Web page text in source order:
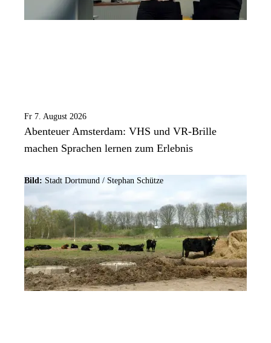
Fr 7. August 2026
Abenteuer Amsterdam: VHS und VR-Brille
machen Sprachen lernen zum Erlebnis
Bild: Stadt Dortmund / Stephan Schütze